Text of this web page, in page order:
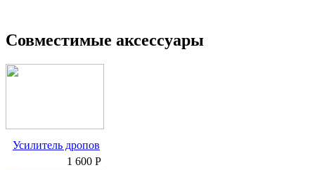
Совместимые аксессуары
Усилитель дропов
1 600 Р